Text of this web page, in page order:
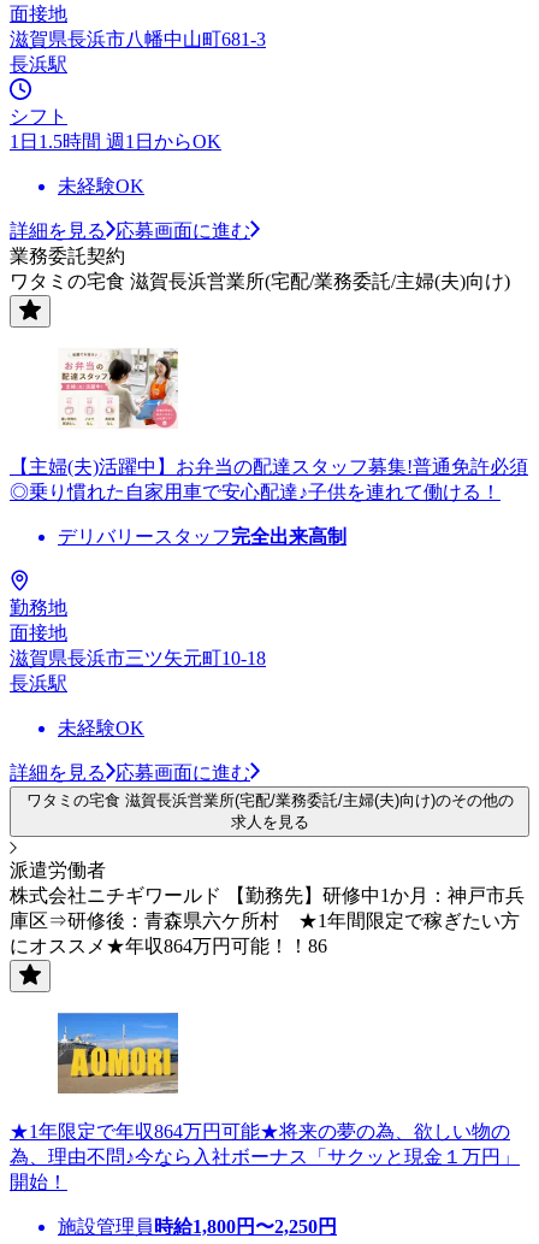
面接地
滋賀県長浜市八幡中山町681-3
長浜駅
シフト
1日1.5時間 週1日からOK
未経験OK
詳細を見る
応募画面に進む
業務委託契約
ワタミの宅食 滋賀長浜営業所(宅配/業務委託/主婦(夫)向け)
【主婦(夫)活躍中】お弁当の配達スタッフ募集!普通免許必須
◎乗り慣れた自家用車で安心配達♪子供を連れて働ける！
デリバリースタッフ完全出来高制
勤務地
面接地
滋賀県長浜市三ツ矢元町10-18
長浜駅
未経験OK
詳細を見る 応募画面に進む
ワタミの宅食 滋賀長浜営業所(宅配/業務委託/主婦(夫)向け)のその他の
求人を見る
派遣労働者
株式会社ニチギワールド 【勤務先】研修中1か月：神戸市兵
庫区⇒研修後：青森県六ケ所村 ★1年間限定で稼ぎたい方
にオススメ★年収864万円可能！！86
★1年限定で年収864万円可能★将来の夢の為、欲しい物の
為、理由不問♪今なら入社ボーナス「サクッと現金１万円」
開始！
施設管理員 時給1,800円〜2,250円